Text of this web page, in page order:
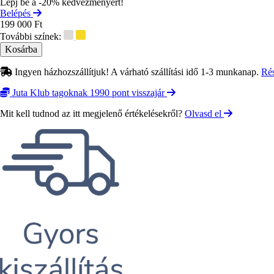
Belépés
199 000 Ft
További színek:
Ingyen házhozszállítjuk! A várható szállítási idő 1-3 munkanap.
Juta Klub tagoknak 1990 pont visszajár
Mit kell tudnod az itt megjelenő értékelésekről? Olvasd el